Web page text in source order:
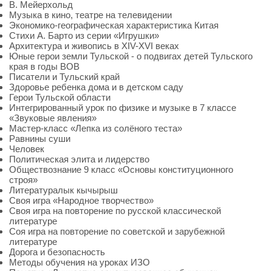
В. Мейерхольд
Музыка в кино, театре на телевидении
Экономико-географическая характеристика Китая
Стихи А. Барто из серии «Игрушки»
Архитектура и живопись в XIV-XVI веках
Юные герои земли Тульской - о подвигах детей Тульского
края в годы ВОВ
Писатели и Тульский край
Здоровье ребенка дома и в детском саду
Герои Тульской области
Интегрированный урок по физике и музыке в 7 классе
«Звуковые явления»
Мастер-класс «Лепка из солёного теста»
Равнины суши
Человек
Политическая элита и лидерство
Обществознание 9 класс «Основы конституционного
строя»
Литературалык кычырыш
Своя игра «Народное творчество»
Своя игра на повторение по русской классической
литературе
Соя игра на повторение по советской и зарубежной
литературе
Дорога и безопасность
Методы обучения на уроках ИЗО